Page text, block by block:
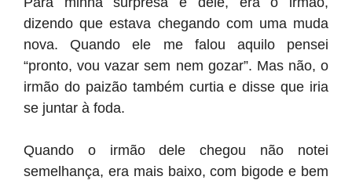
dizendo que estava chegando com uma muda
nova. Quando ele me falou aquilo pensei
“pronto, vou vazar sem nem gozar”. Mas não, o
irmão do paizão também curtia e disse que iria
se juntar à foda.
Quando o irmão dele chegou não notei
semelhança, era mais baixo, com bigode e bem